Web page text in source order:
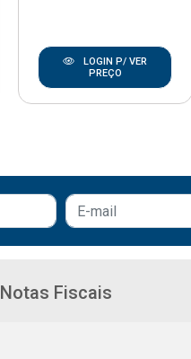
LOGIN P/ VER
PREÇO
Notas Fiscais